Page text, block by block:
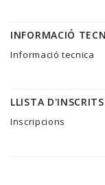
INFORMACIÓ
Informació tecnica
LLISTA
Inscripcions